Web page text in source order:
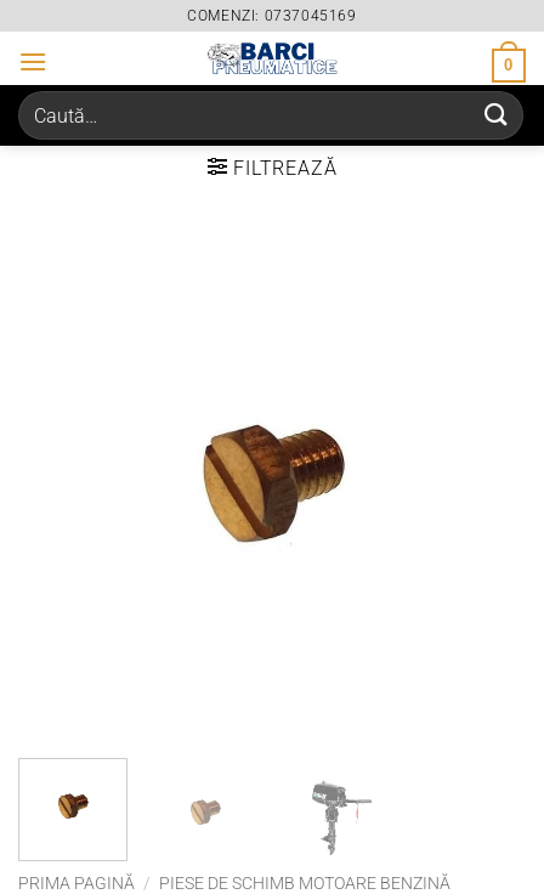
content
COMENZI: 0737045169
0
Caută
după:
FILTREAZĂ
PRIMA PAGINĂ / PIESE DE SCHIMB MOTOARE BENZINĂ